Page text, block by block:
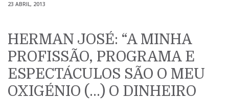
23 ABRIL, 2013
HERMAN JOSÉ: “A MINHA
PROFISSÃO, PROGRAMA E
ESPECTÁCULOS SÃO O MEU
OXIGÉNIO (…) O DINHEIRO